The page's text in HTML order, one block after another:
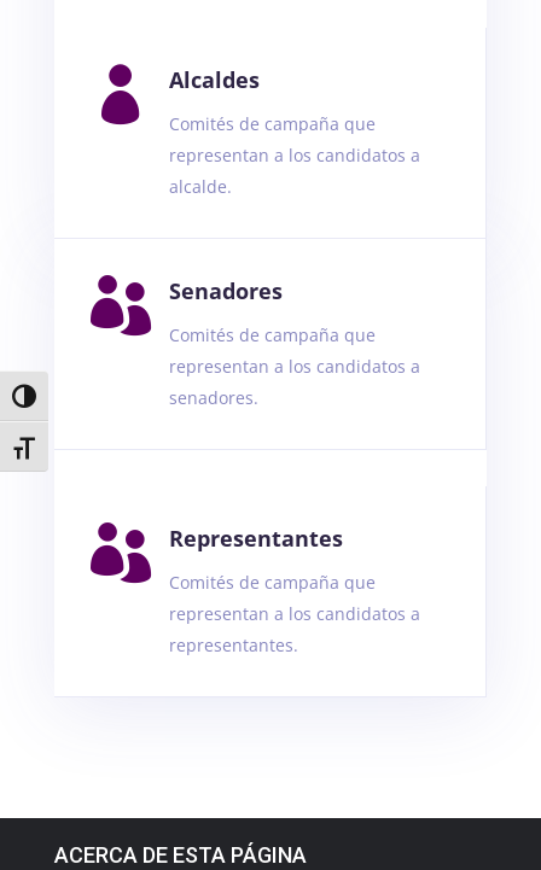
Toggle High Contrast
Toggle Font size
 Alcaldes
Comités de campaña que
representan a los candidatos a
alcalde.
 Senadores
Comités de campaña que
representan a los candidatos a
senadores.
 Representantes
Comités de campaña que
representan a los candidatos a
representantes.
ACERCA DE ESTA PÁGINA